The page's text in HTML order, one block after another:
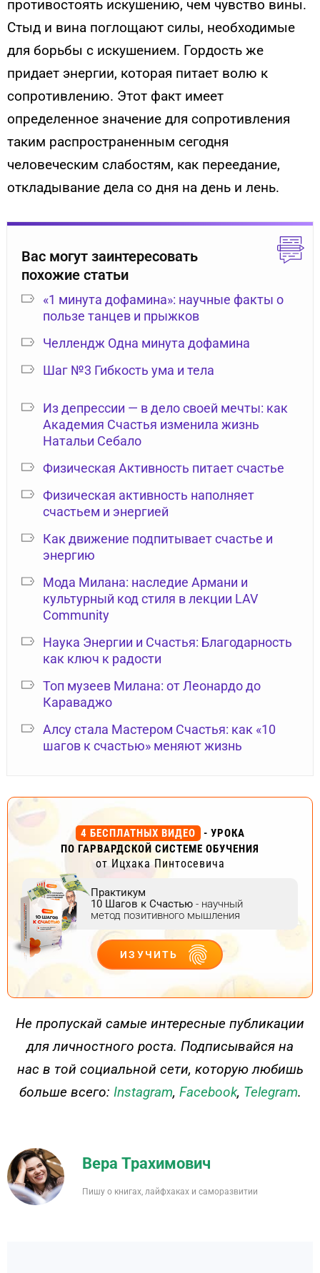
противостоять искушению, чем чувство вины.
Стыд и вина поглощают силы, необходимые
для борьбы с искушением. Гордость же
придает энергии, которая питает волю к
сопротивлению. Этот факт имеет
определенное значение для сопротивления
таким распространенным сегодня
человеческим слабостям, как переедание,
откладывание дела со дня на день и лень.
Вас могут заинтересовать
похожие статьи
«1 минута дофамина»: научные факты о
пользе танцев и прыжков
Челлендж Одна минута дофамина
Шаг №3 Гибкость ума и тела
Из депрессии — в дело своей мечты: как
Академия Счастья изменила жизнь
Натальи Себало
Физическая Активность питает счастье
Физическая активность наполняет
счастьем и энергией
Как движение подпитывает счастье и
энергию
Мода Милана: наследие Армани и
культурный код стиля в лекции LAV
Community
Наука Энергии и Счастья: Благодарность
как ключ к радости
Топ музеев Милана: от Леонардо до
Караваджо
Алсу стала Мастером Счастья: как «10
шагов к счастью» меняют жизнь
4 БЕСПЛАТНЫХ ВИДЕО
- УРОКА
ПО ГАРВАРДСКОЙ СИСТЕМЕ ОБУЧЕНИЯ
от Ицхака Пинтосевича
Практикум
10 Шагов к Счастью - научный
метод позитивного мышления
ИЗУЧИТЬ
ДЕЙСТВУЙ
Не пропускай самые интересные публикации
для личностного роста. Подписывайся на
нас в той социальной сети, которую любишь
больше всего: Instagram, Facebook, Telegram.
Вера Трахимович
Пишу о книгах, лайфхаках и саморазвитии